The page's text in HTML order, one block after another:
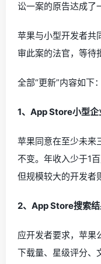
讼一案的原告达成了
苹果与小型开发者共
审此案的法官，等待
全部“更新”内容如下：
1、App Store小型
苹果同意在至少未来
不变。年收入少于1
但规模较大的开发者
2、App Store搜索
应开发者要求，苹
下载量、星级评分、